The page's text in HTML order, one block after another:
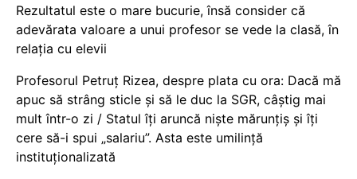
Rezultatul este o mare bucurie, însă consider că
adevărata valoare a unui profesor se vede la clasă, în
relația cu elevii
Profesorul Petruț Rizea, despre plata cu ora: Dacă mă
apuc să strâng sticle și să le duc la SGR, câștig mai
mult într-o zi / Statul îți aruncă niște mărunțiș și îți
cere să-i spui „salariu”. Asta este umilință
instituționalizată